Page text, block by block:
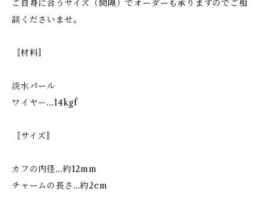
ご自身に合うサイズ（間隔）でオーダーも承りますのでご相
談くださいませ。
〚材料〛
淡水パール
ワイヤー…14kgf
〚サイズ〛
カフの内径…約12mm
チャームの長さ…約2cm